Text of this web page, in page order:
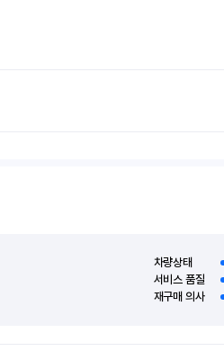
차량상태
서비스 품질
재구매 의사